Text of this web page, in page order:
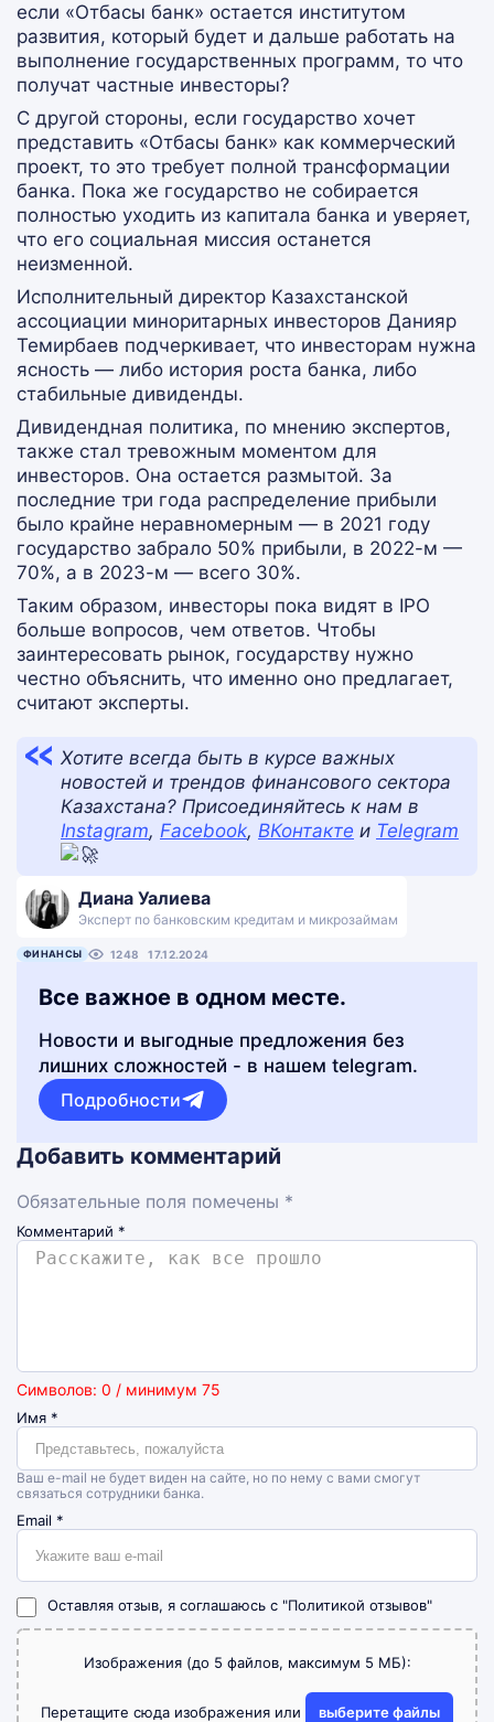
если «Отбасы банк» остается институтом
развития, который будет и дальше работать на
выполнение государственных программ, то что
получат частные инвесторы?
С другой стороны, если государство хочет
представить «Отбасы банк» как коммерческий
проект, то это требует полной трансформации
банка. Пока же государство не собирается
полностью уходить из капитала банка и уверяет,
что его социальная миссия останется
неизменной.
Исполнительный директор Казахстанской
ассоциации миноритарных инвесторов Данияр
Темирбаев подчеркивает, что инвесторам нужна
ясность — либо история роста банка, либо
стабильные дивиденды.
Дивидендная политика, по мнению экспертов,
также стал тревожным моментом для
инвесторов. Она остается размытой. За
последние три года распределение прибыли
было крайне неравномерным — в 2021 году
государство забрало 50% прибыли, в 2022-м —
70%, а в 2023-м — всего 30%.
Таким образом, инвесторы пока видят в IPO
больше вопросов, чем ответов. Чтобы
заинтересовать рынок, государству нужно
честно объяснить, что именно оно предлагает,
считают эксперты.
Хотите всегда быть в курсе важных
новостей и трендов финансового сектора
Казахстана? Присоединяйтесь к нам в
Instagram, Facebook, ВКонтакте и Telegram
Диана Уалиева
Эксперт по банковским кредитам и микрозаймам
ФИНАНСЫ 1248 17.12.2024
Все важное в одном месте.
Новости и выгодные предложения без
лишних сложностей - в нашем telegram.
Подробности
Добавить комментарий
Обязательные поля помечены *
Комментарий *
Символов: 0 / минимум 75
Имя *
Ваш e-mail не будет виден на сайте, но по нему с вами смогут
связаться сотрудники банка.
Email *
Оставляя отзыв, я соглашаюсь с "Политикой отзывов"
Изображения (до 5 файлов, максимум 5 МБ):
Перетащите сюда изображения или выберите файлы